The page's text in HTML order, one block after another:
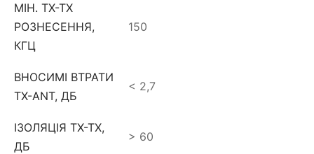
МІН. TX-TX
РОЗНЕСЕННЯ,
КГЦ
150
ВНОСИМІ ВТРАТИ
TX-ANT, ДБ
< 2,7
ІЗОЛЯЦІЯ TX-TX,
ДБ
> 60